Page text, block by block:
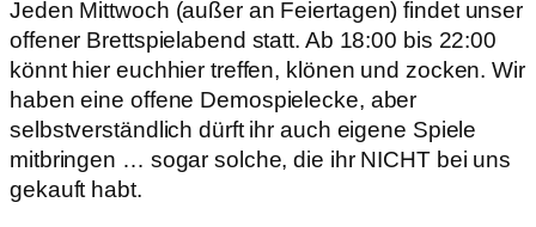
Jeden Mittwoch (außer an Feiertagen) findet unser
offener Brettspielabend statt. Ab 18:00 bis 22:00
könnt hier euchhier treffen, klönen und zocken. Wir
haben eine offene Demospielecke, aber
selbstverständlich dürft ihr auch eigene Spiele
mitbringen … sogar solche, die ihr NICHT bei uns
gekauft habt.